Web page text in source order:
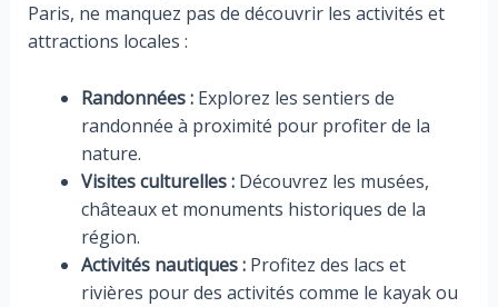
Paris, ne manquez pas de découvrir les activités et
attractions locales :
Randonnées :Explorez les sentiers de
randonnée à proximité pour profiter de la
nature.
Visites culturelles :Découvrez les musées,
châteaux et monuments historiques de la
région.
Activités nautiques :Profitez des lacs et
rivières pour des activités comme le kayak ou